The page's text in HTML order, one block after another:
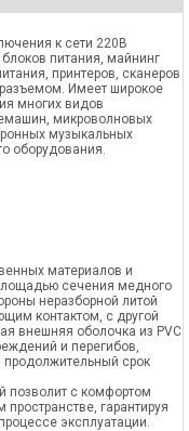
к сети 220В
питания, майнинг
принтеров, сканеров
Имеет широкое
многих видов
микроволновых
музыкальных
оборудования.
материалов и
сечения медного
неразборной литой
контактом, с другой
внешняя оболочка из PVC
и перегибов,
продолжительный срок
позволит с комфортом
гарантируя
эксплуатации.